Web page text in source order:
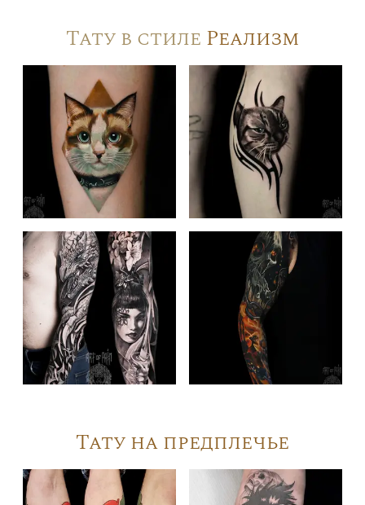
Тату в стиле Реализм
Тату на предплечье